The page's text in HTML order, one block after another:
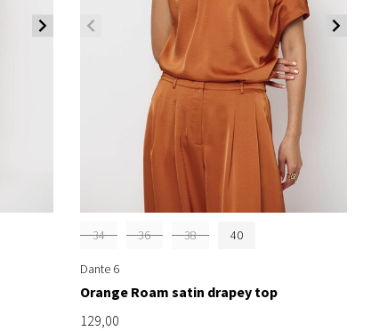
34 36 38 40
Dante 6
Orange Roam satin drapey top
129,00